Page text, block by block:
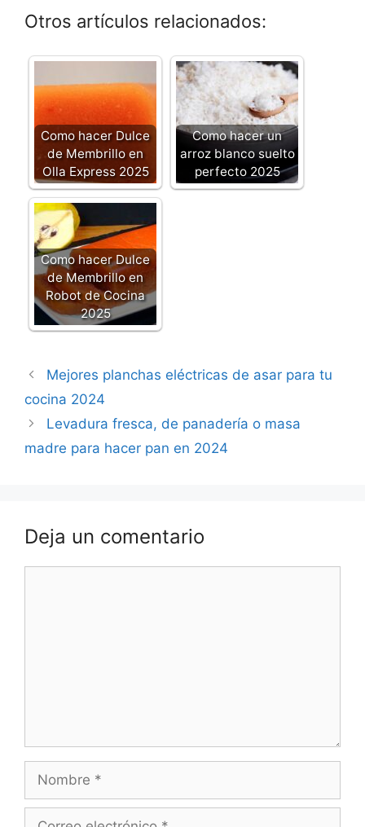
Otros artículos relacionados:
Como hacer Dulce
de Membrillo en
Olla Express 2025
Como hacer un
arroz blanco suelto
perfecto 2025
Como hacer Dulce
de Membrillo en
Robot de Cocina
2025
Mejores planchas eléctricas de asar para tu
cocina 2024
Levadura fresca, de panadería o masa
madre para hacer pan en 2024
Deja un comentario